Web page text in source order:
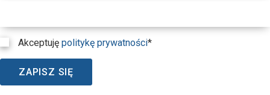
Akceptuję politykę prywatności*
ZAPISZ SIĘ